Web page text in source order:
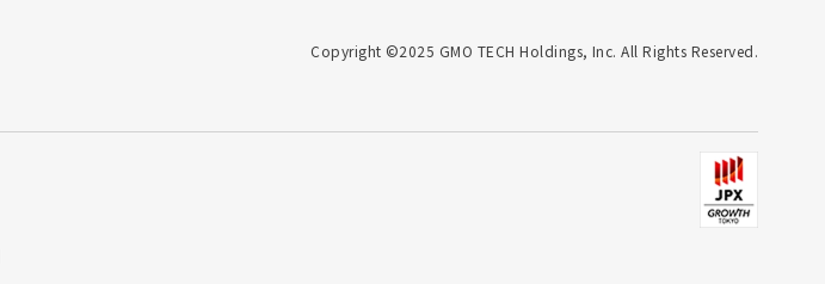
Copyright ©2025 GMO TECH Holdings, Inc. All Rights Reserved.